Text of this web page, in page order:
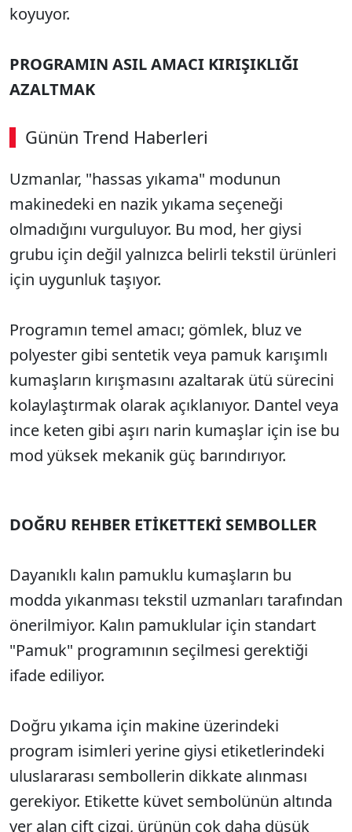
koyuyor.
PROGRAMIN ASIL AMACI KIRIŞIKLIĞI
AZALTMAK
Günün Trend Haberleri
Uzmanlar, "hassas yıkama" modunun
makinedeki en nazik yıkama seçeneği
olmadığını vurguluyor. Bu mod, her giysi
grubu için değil yalnızca belirli tekstil ürünleri
için uygunluk taşıyor.
Programın temel amacı; gömlek, bluz ve
polyester gibi sentetik veya pamuk karışımlı
kumaşların kırışmasını azaltarak ütü sürecini
kolaylaştırmak olarak açıklanıyor. Dantel veya
ince keten gibi aşırı narin kumaşlar için ise bu
mod yüksek mekanik güç barındırıyor.
DOĞRU REHBER ETİKETTEKİ SEMBOLLER
Dayanıklı kalın pamuklu kumaşların bu
modda yıkanması tekstil uzmanları tarafından
önerilmiyor. Kalın pamuklular için standart
"Pamuk" programının seçilmesi gerektiği
ifade ediliyor.
Doğru yıkama için makine üzerindeki
program isimleri yerine giysi etiketlerindeki
uluslararası sembollerin dikkate alınması
gerekiyor. Etikette küvet sembolünün altında
yer alan çift çizgi, ürünün çok daha düşük